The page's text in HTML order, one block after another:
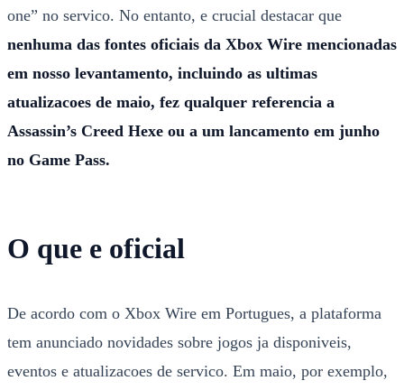
one” no servico. No entanto, e crucial destacar que
nenhuma das fontes oficiais da Xbox Wire mencionadas
em nosso levantamento, incluindo as ultimas
atualizacoes de maio, fez qualquer referencia a
Assassin’s Creed Hexe ou a um lancamento em junho
no Game Pass.
O que e oficial
De acordo com o Xbox Wire em Portugues, a plataforma
tem anunciado novidades sobre jogos ja disponiveis,
eventos e atualizacoes de servico. Em maio, por exemplo,